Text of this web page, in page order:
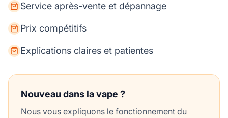
Service après-vente et dépannage
Prix compétitifs
Explications claires et patientes
Nouveau dans la vape ?
Nous vous expliquons le fonctionnement du